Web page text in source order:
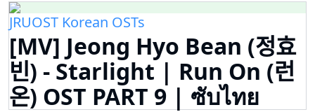
JRUOST Korean OSTs
[MV] Jeong Hyo Bean (정효
빈) - Starlight | Run On (런
온) OST PART 9 | ซับไทย